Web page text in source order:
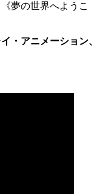
夢の世界へようこ
・アニメーション、